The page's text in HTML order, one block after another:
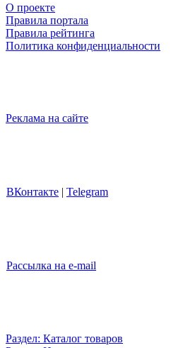
О проекте
Правила портала
Правила рейтинга
Политика конфиденциальности
Реклама на сайте
ВКонтакте | Telegram
Рассылка на e-mail
Раздел: Каталог товаров